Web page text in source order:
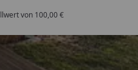
von 100,00 €